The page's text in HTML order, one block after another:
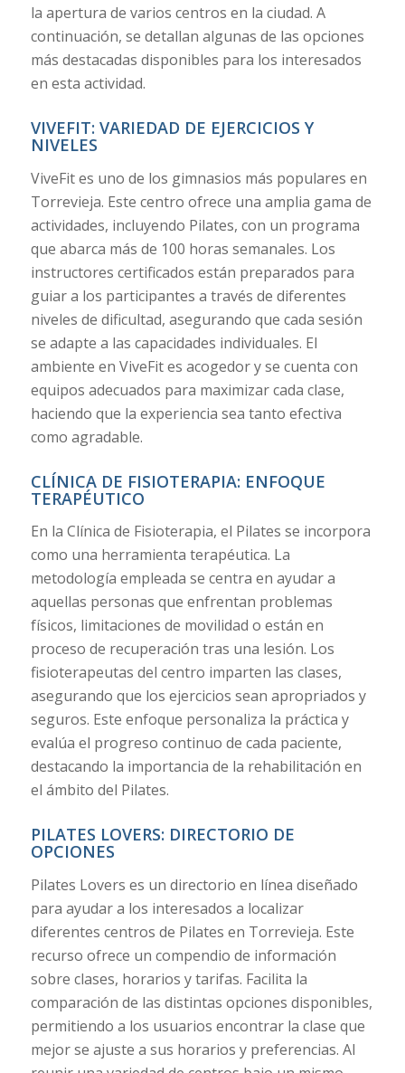
la apertura de varios centros en la ciudad. A
continuación, se detallan algunas de las opciones
más destacadas disponibles para los interesados
en esta actividad.
VIVEFIT: VARIEDAD DE EJERCICIOS Y
NIVELES
ViveFit es uno de los gimnasios más populares en
Torrevieja. Este centro ofrece una amplia gama de
actividades, incluyendo Pilates, con un programa
que abarca más de 100 horas semanales. Los
instructores certificados están preparados para
guiar a los participantes a través de diferentes
niveles de dificultad, asegurando que cada sesión
se adapte a las capacidades individuales. El
ambiente en ViveFit es acogedor y se cuenta con
equipos adecuados para maximizar cada clase,
haciendo que la experiencia sea tanto efectiva
como agradable.
CLÍNICA DE FISIOTERAPIA: ENFOQUE
TERAPÉUTICO
En la Clínica de Fisioterapia, el Pilates se incorpora
como una herramienta terapéutica. La
metodología empleada se centra en ayudar a
aquellas personas que enfrentan problemas
físicos, limitaciones de movilidad o están en
proceso de recuperación tras una lesión. Los
fisioterapeutas del centro imparten las clases,
asegurando que los ejercicios sean apropriados y
seguros. Este enfoque personaliza la práctica y
evalúa el progreso continuo de cada paciente,
destacando la importancia de la rehabilitación en
el ámbito del Pilates.
PILATES LOVERS: DIRECTORIO DE
OPCIONES
Pilates Lovers es un directorio en línea diseñado
para ayudar a los interesados a localizar
diferentes centros de Pilates en Torrevieja. Este
recurso ofrece un compendio de información
sobre clases, horarios y tarifas. Facilita la
comparación de las distintas opciones disponibles,
permitiendo a los usuarios encontrar la clase que
mejor se ajuste a sus horarios y preferencias. Al